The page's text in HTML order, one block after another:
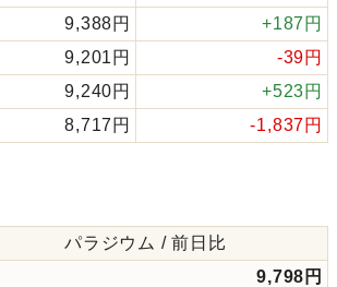
9,388円
+187円
9,201円
-39円
9,240円
+523円
8,717円 -1,837円
パラジウム / 前日比
9,798円